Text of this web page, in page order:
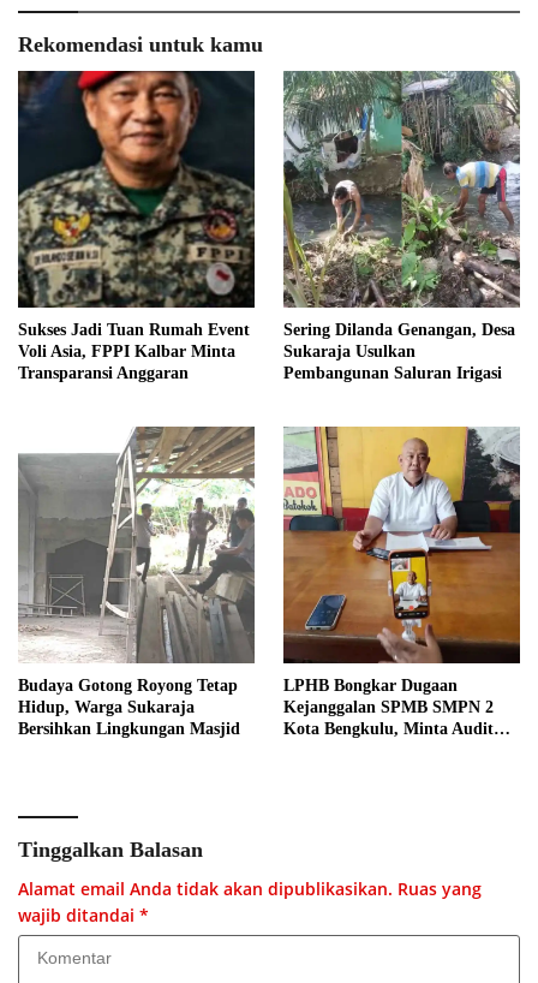
Rekomendasi untuk kamu
Sukses Jadi Tuan Rumah Event
Voli Asia, FPPI Kalbar Minta
Transparansi Anggaran
Sering Dilanda Genangan, Desa
Sukaraja Usulkan
Pembangunan Saluran Irigasi
Budaya Gotong Royong Tetap
Hidup, Warga Sukaraja
Bersihkan Lingkungan Masjid
LPHB Bongkar Dugaan
Kejanggalan SPMB SMPN 2
Kota Bengkulu, Minta Audit
Tinggalkan Balasan
Alamat email Anda tidak akan dipublikasikan. Ruas yang
wajib ditandai *